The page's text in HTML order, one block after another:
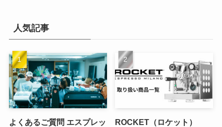
人気記事
よくあるご質問 エスプレッ
ROCKET（ロケット）